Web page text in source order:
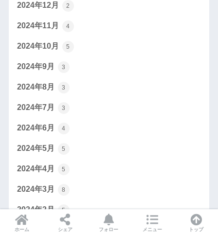
2024年12月 2
2024年11月 4
2024年10月 5
2024年9月 3
2024年8月 3
2024年7月 3
2024年6月 4
2024年5月 5
2024年4月 5
2024年3月 8
2024年2月 5
2024年1月 5
ホーム シェア フォロー メニュー トップ